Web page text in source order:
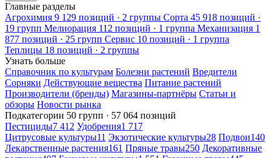
Главные разделы
Агрохимия 9 129 позиций · 2 группы Сорта 45 918 позиций ·
19 групп Мелиорация 112 позиций · 1 группа Механизация 1
877 позиций · 25 групп Сервис 10 позиций · 1 группа
Теплицы 18 позиций · 2 группы
Узнать больше
Справочник по культурам Болезни растений Вредители
Сорняки Действующие вещества Питание растений
Производители (бренды) Магазины-партнёры Статьи и
обзоры Новости рынка
Подкатегории 50 групп · 57 064 позиций
Пестициды7 412 Удобрения1 717
Цитрусовые культуры11 Экзотические культуры28 Подвои140
Лекарственные растения161 Пряные травы250 Декоративные